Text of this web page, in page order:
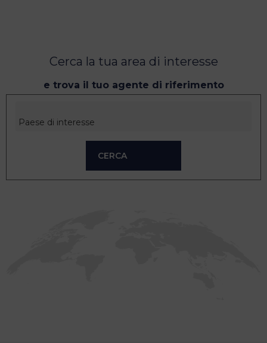
Cerca la tua area di interesse
e trova il tuo agente di riferimento